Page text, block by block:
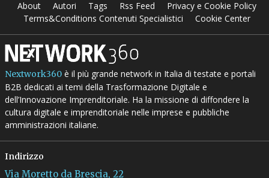
About Autori Tags Rss Feed
Privacy e Cookie Policy
Terms&Conditions Contenuti Specialistici
Cookie Center
Nextwork360è il più grande network in Italia di testate e portali
B2B dedicati ai temi della Trasformazione Digitale e
dell’Innovazione Imprenditoriale. Ha la missione di diffondere la
cultura digitale e imprenditoriale nelle imprese e pubbliche
amministrazioni italiane.
Indirizzo
Via Moretto da Brescia, 22